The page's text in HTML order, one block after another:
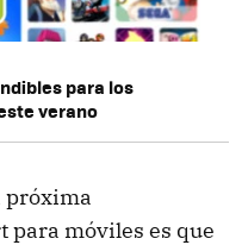
para los
verano
próxima
para móviles es que